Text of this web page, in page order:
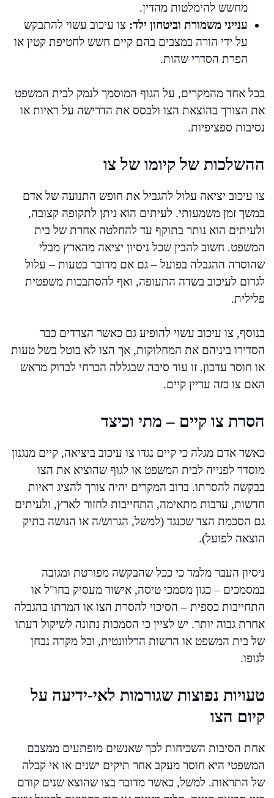
מחשש להימלטות מהדין.
ענייני משמורת וביטחון ילד: צו עיכוב עשוי להתבקש
על ידי הורה במצבים בהם קיים חשש לחטיפת קטין או
הפרת הסדרי שהות.
בכל אחד מהמקרים, על הגוף המוסמך לנמק לבית המשפט
את הצורך בהוצאת הצו ולבסס את הדרישה על ראיות או
נסיבות ספציפיות.
ההשלכות של קיומו של צו
צו עיכוב יציאה עלול להגביל את חופש התנועה של אדם
במשך זמן משמעותי. לעיתים הוא ניתן לתקופה קצובה,
ולעיתים הוא נותר בתוקף עד להחלטה אחרת של בית
המשפט. חשוב להבין שכל ניסיון יציאה מהארץ מבלי
שהוסרה ההגבלה בפועל – גם אם מדובר בטעות – עלול
לגרום לעיכוב בשדה התעופה, ואף להסתבכות משפטית
פלילית.
בנוסף, צו עיכוב עשוי להופיע גם כאשר הצדדים כבר
הסדירו ביניהם את המחלוקות, אך הצו לא בוטל בשל טעות
או חוסר עדכון. זו עוד סיבה שבגללה הכרחי לבדוק מראש
האם צו כזה עדיין קיים.
הסרת צו קיים – מתי וכיצד
כאשר אדם מגלה כי קיים נגדו צו עיכוב ביציאה, קיים מנגנון
מוסדר לפנייה לבית המשפט או לגוף שהוציא את הצו
בבקשה להסרתו. ברוב המקרים יהיה צורך להציג ראיות
חדשות, ערבות מתאימה, התחייבות לחזור לארץ, ולעיתים
גם הסכמת הצד שכנגד (למשל, הגרוש/ה או הנושה בתיק
הוצאה לפועל).
ניסיון העבר מלמד כי ככל שהבקשה מפורטת ומגובה
במסמכים – כגון מסמכי טיסה, אישור מעסיק בחו"ל או
התחייבות כספית – הסיכוי להסרת הצו או המרתו בהגבלה
אחרת גבוה יותר. יש לציין כי הסמכות נתונה לשיקול דעתו
של בית המשפט או הרשות הרלוונטית, וכל מקרה נבחן
לגופו.
טעויות נפוצות שגורמות לאי-ידיעה על
קיום הצו
אחת הסיבות השכיחות לכך שאנשים מופתעים ממצבם
המשפטי היא חוסר מעקב אחר תיקים ישנים או אי קבלה
של התראות. למשל, כאשר מדובר בצו שהוצא שנים קודם